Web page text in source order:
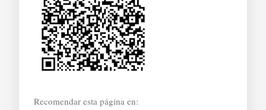
Recomendar esta página en: